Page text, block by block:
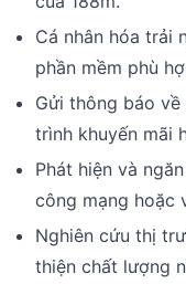
Cá nhân hóa trải
phần mềm phù
Gửi thông báo
trình khuyến mãi
Phát hiện và
công mạng hoặc
Nghiên cứu thị
thiện chất lượng